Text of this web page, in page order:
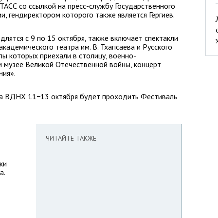
со ссылкой на пресс-службу Государственного
гендиректором которого также является Гергиев.
с 9 по 15 октября, также включает спектакли
театра им. В. Тхапсаева и Русского
которых приехали в столицу, военно-
Великой Отечественной войны, концерт
ВДНХ 11−13 октября будет проходить Фестиваль
ЧИТАЙТЕ ТАКЖЕ